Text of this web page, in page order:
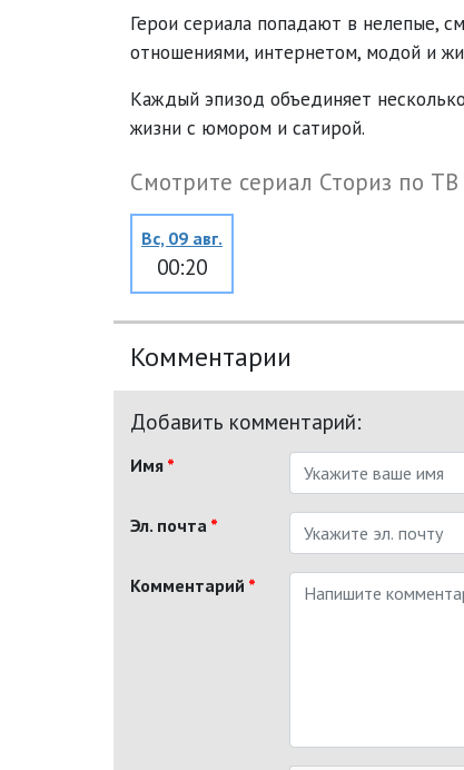
Герои сериала попадают в нелепые,
отношениями, интернетом, модой и
Каждый эпизод объединяет
жизни с юмором и сатирой.
Смотрите сериал Сториз по
Вс, 09 авг.
00:20
Комментарии
Добавить комментарий:
Имя *
Эл. почта *
Комментарий *